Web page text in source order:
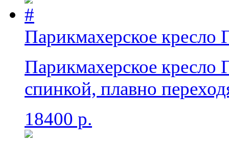
Парикмахерское кресло
Парикмахерское кресло
спинкой, плавно
18400 р.